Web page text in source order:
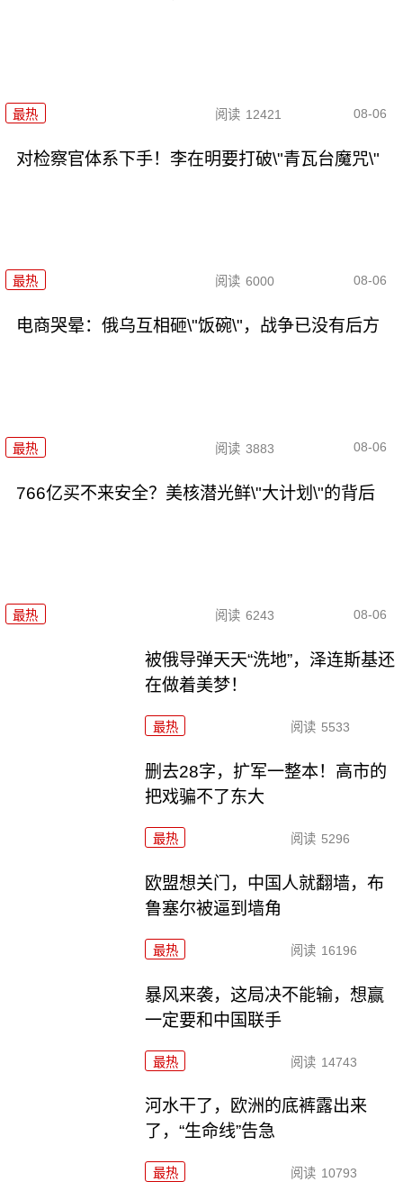
最热 阅读 12421 08-06
对检察官体系下手！李在明要打破\"青瓦台魔咒\"
最热 阅读 6000 08-06
电商哭晕：俄乌互相砸\"饭碗\"，战争已没有后方
最热 阅读 3883 08-06
766亿买不来安全？美核潜光鲜\"大计划\"的背后
最热 阅读 6243 08-06
被俄导弹天天“洗地”，泽连斯基还
在做着美梦！
最热 阅读 5533
删去28字，扩军一整本！高市的
把戏骗不了东大
最热 阅读 5296
欧盟想关门，中国人就翻墙，布
鲁塞尔被逼到墙角
最热 阅读 16196
暴风来袭，这局决不能输，想赢
一定要和中国联手
最热 阅读 14743
河水干了，欧洲的底裤露出来
了，“生命线”告急
最热 阅读 10793